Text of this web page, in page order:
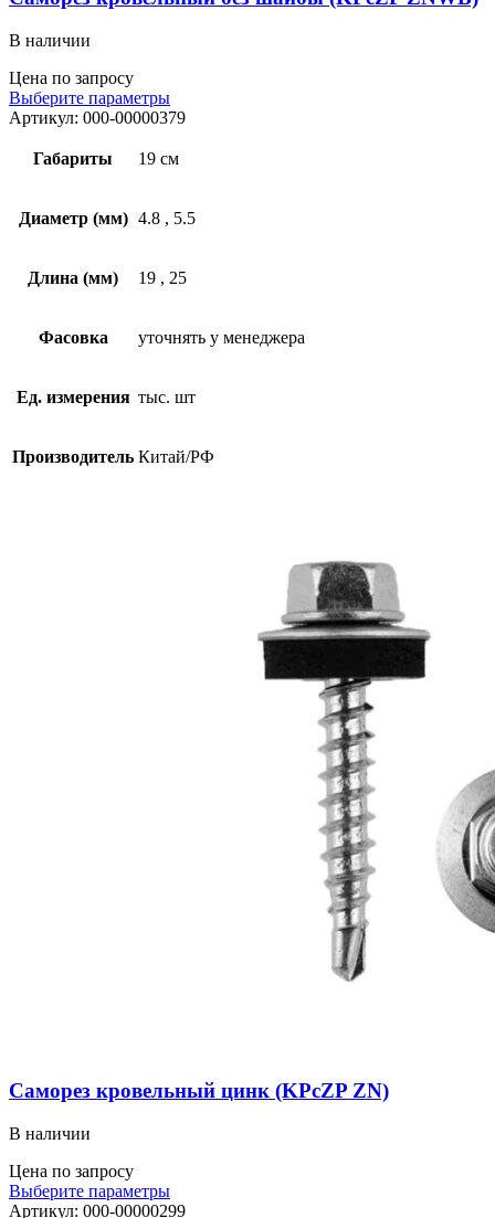
В наличии
Цена по запросу
Выберите параметры
Артикул: 000-00000379
Габариты 19 см
Диаметр (мм) 4.8 , 5.5
Длина (мм) 19 , 25
Фасовка уточнять у менеджера
Ед. измерения тыс. шт
Производитель Китай/РФ
Саморез кровельный цинк (KPcZP ZN)
В наличии
Цена по запросу
Выберите параметры
Артикул: 000-00000299